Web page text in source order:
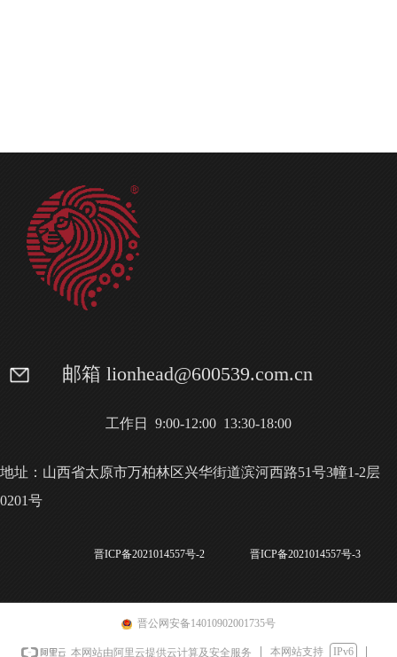
邮箱 lionhead@600539.com.cn
工作日 9:00-12:00 13:30-18:00
地址：山西省太原市万柏林区兴华街道滨河西路51号3幢1-2层
0201号
晋ICP备2021014557号-2 晋ICP备2021014557号-3
晋公网安备14010902001735号
本网站由阿里云提供云计算及安全服务 本网站支持 IPv6